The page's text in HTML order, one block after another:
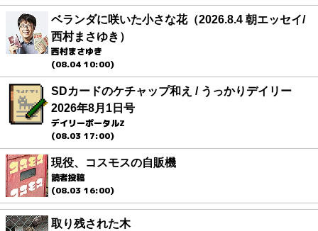
ベランダに咲いた小さな花（2026.8.4 朝エッセイ/
西村まさゆき）
西村まさゆき
(08.04 10:00)
SDカードのケチャップ和え / うっかりデイリー
2026年8月1日号
デイリーポータルZ
(08.03 17:00)
現役、コスモスの自販機
読者投稿
(08.03 16:00)
取り残された木